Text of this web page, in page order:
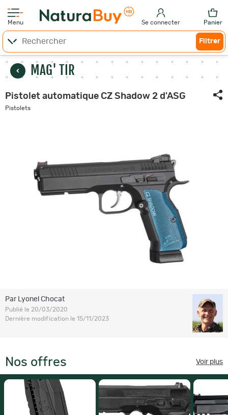
Menu Se connecter Panier
Filtrer
MAG' TIR
Pistolet automatique CZ Shadow 2 d'ASG
Pistolets
Par Lyonel Chocat
Publié le 20/03/2020
Dernière modification le 15/11/2023
Nos offres Voir plus